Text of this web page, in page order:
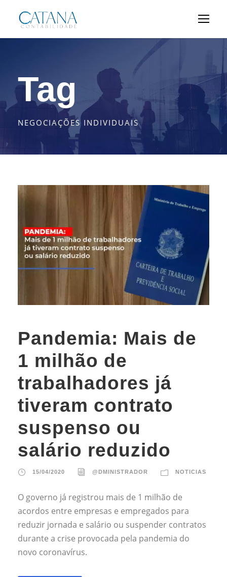
Tag
NEGOCIAÇÕES INDIVIDUAIS
Pandemia: Mais de
1 milhão de
trabalhadores já
tiveram contrato
suspenso ou
salário reduzido
15/04/2020 @DMINISTRADOR NOTICIAS
O governo já registrou mais de 1 milhão de
acordos entre empresas e empregados para
reduzir jornada e salário ou suspender contratos
durante a crise provocada pela pandemia do
novo coronavírus.